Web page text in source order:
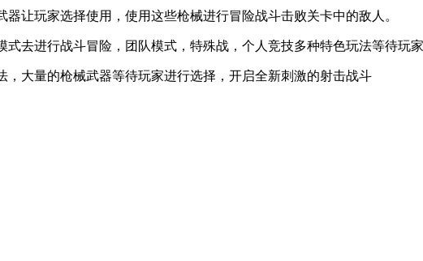
玩家选择使用，使用这些枪械进行冒险战斗击败关卡中的敌人。
进行战斗冒险，团队模式，特殊战，个人竞技多种特色玩法等待玩家
大量的枪械武器等待玩家进行选择，开启全新刺激的射击战斗